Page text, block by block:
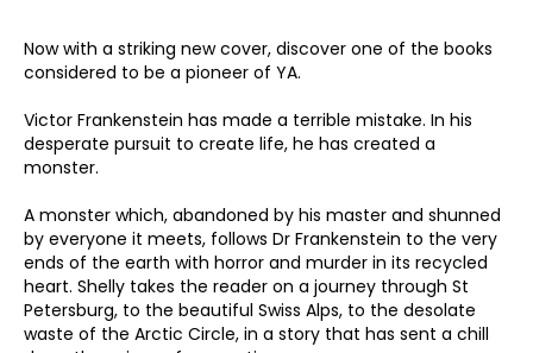
Now with a striking new cover, discover one of the books
considered to be a pioneer of YA.
Victor Frankenstein has made a terrible mistake. In his
desperate pursuit to create life, he has created a
monster.
A monster which, abandoned by his master and shunned
by everyone it meets, follows Dr Frankenstein to the very
ends of the earth with horror and murder in its recycled
heart. Shelly takes the reader on a journey through St
Petersburg, to the beautiful Swiss Alps, to the desolate
waste of the Arctic Circle, in a story that has sent a chill